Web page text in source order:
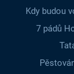
Kdy budou
7 pádů